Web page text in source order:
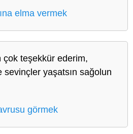
elma vermek
teşekkür ederim,
yaşatsın sağolun
görmek